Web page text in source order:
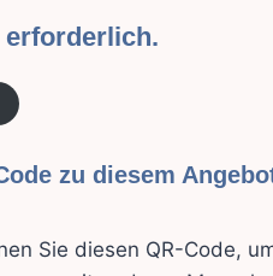
zu diesem
Sie diesen QR-Code,